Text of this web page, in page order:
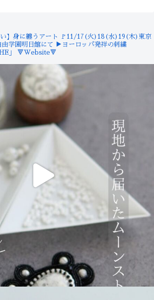
】身に纏うアート
🚩11/17(火)18(水)19(木)東京
由学園明日館にて
▶︎ヨーロッパ発祥の刺繍
」
🔻Website🔻